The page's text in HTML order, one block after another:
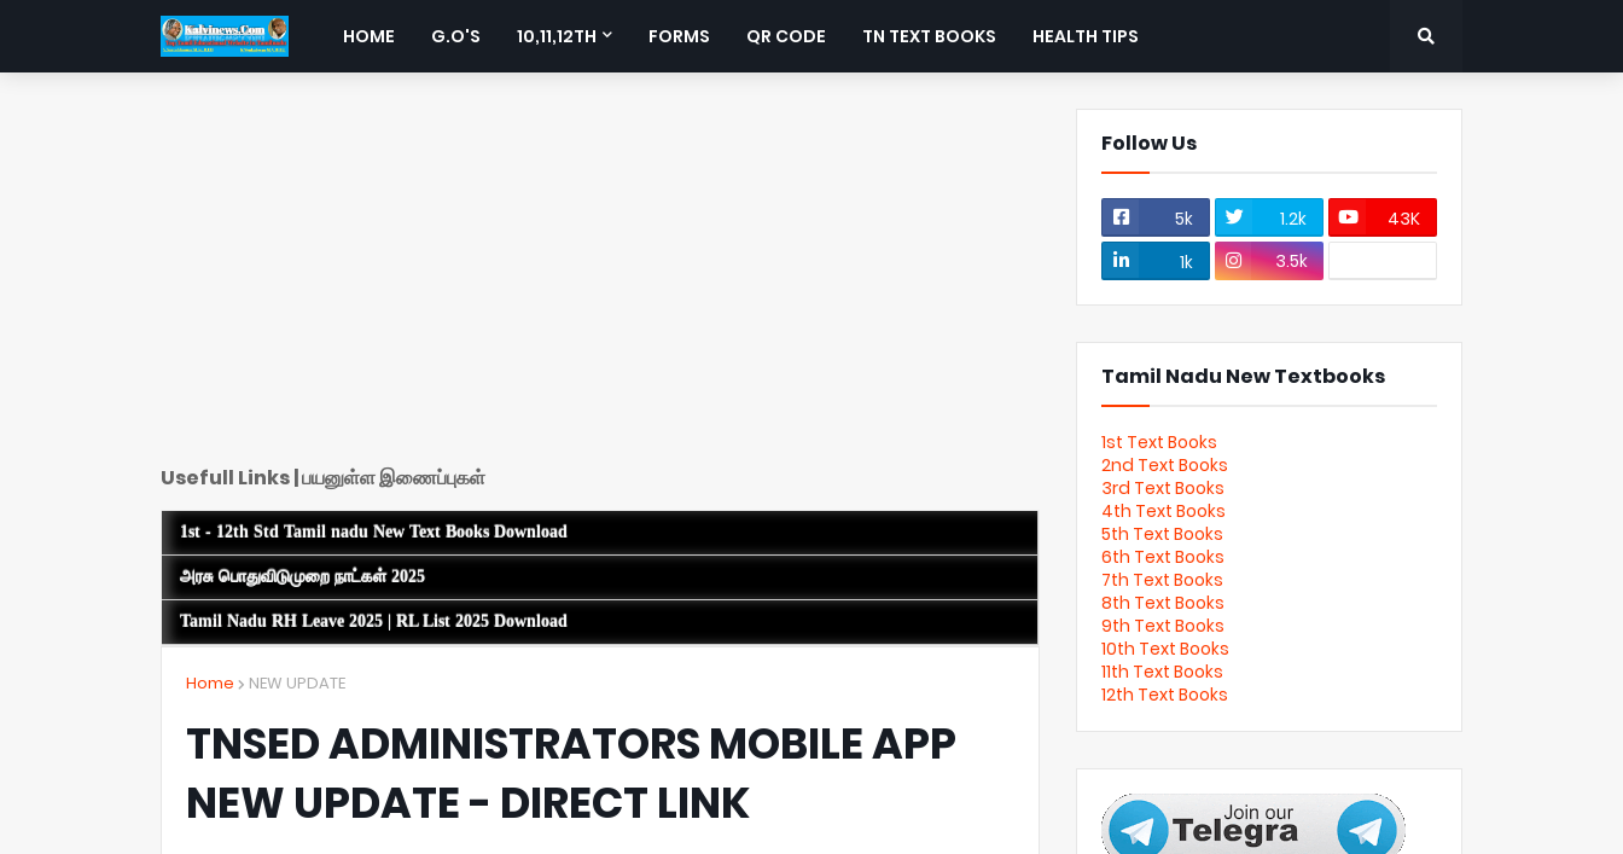
HOME G.O'S 10,11,12TH FORMS QR CODE TN TEXT BOOKS HEALTH TIPS
Usefull Links | பயனுள்ள இணைப்புகள்
1st - 12th Std Tamil nadu New Text Books Download
அரசு பொதுவிடுமுறை நாட்கள் 2025
Tamil Nadu RH Leave 2025 | RL List 2025 Download
Home NEW UPDATE
TNSED ADMINISTRATORS MOBILE APP
NEW UPDATE - DIRECT LINK
Follow Us
5k 1.2k
43K
1k
3.5k
Tamil Nadu New Textbooks
1st Text Books
2nd Text Books
3rd Text Books
4th Text Books
5th Text Books
6th Text Books
7th Text Books
8th Text Books
9th Text Books
10th Text Books
11th Text Books
12th Text Books